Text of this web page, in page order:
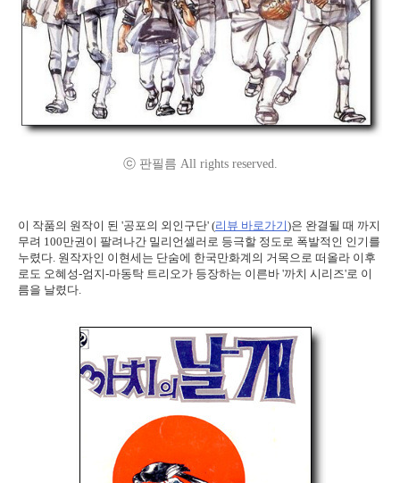
ⓒ 판필름 All rights reserved.
이 작품의 원작이 된 '공포의 외인구단' (리뷰 바로가기)은 완결될 때 까지
무려 100만권이 팔려나간 밀리언셀러로 등극할 정도로 폭발적인 인기를
누렸다. 원작자인 이현세는 단숨에 한국만화계의 거목으로 떠올라 이후
로도 오혜성-엄지-마동탁 트리오가 등장하는 이른바 '까치 시리즈'로 이
름을 날렸다.